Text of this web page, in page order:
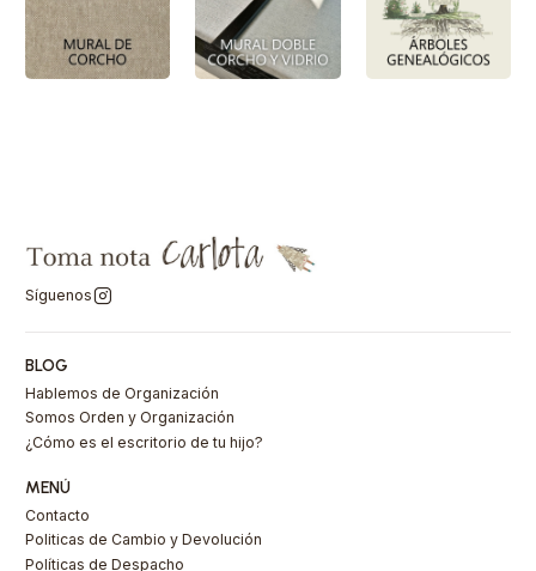
Síguenos
BLOG
Hablemos de Organización
Somos Orden y Organización
¿Cómo es el escritorio de tu hijo?
MENÚ
Contacto
Politicas de Cambio y Devolución
Políticas de Despacho